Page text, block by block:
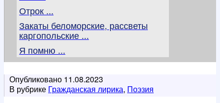
Отрок ...
Закаты беломорские, рассветы
каргопольские ...
Я помню ...
Опубликовано 11.08.2023
В рубрике Гражданская лирика, Поэзия